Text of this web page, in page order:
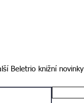
Beletrio knižní novinky